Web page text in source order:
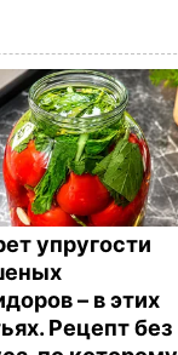
упругости
– в этих
Рецепт без